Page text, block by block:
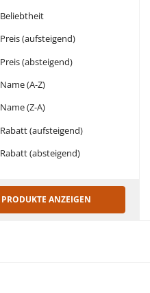
Beliebtheit
Preis (aufsteigend)
Preis (absteigend)
Name (A-Z)
Name (Z-A)
Rabatt (aufsteigend)
Rabatt (absteigend)
2 PRODUKTE ANZEIGEN